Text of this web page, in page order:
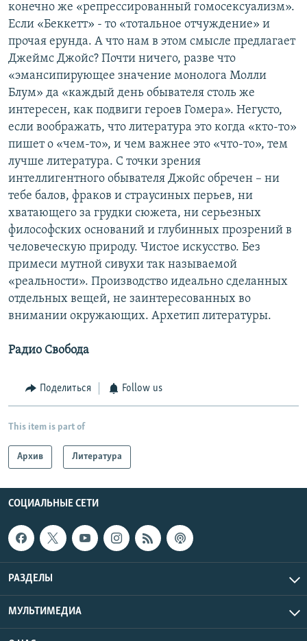
конечно же «репрессированный гомосексуализм».
Если «Беккетт» - то «тотальное отчуждение» и
прочая ерунда. А что нам в этом смысле предлагает
Джеймс Джойс? Почти ничего, разве что
«эмансипирующее значение монолога Молли
Блум» да «каждый день обывателя столь же
интересен, как подвиги героев Гомера». Негусто,
если воображать, что литература это когда «кто-то»
пишет о «чем-то», и чем важнее это «что-то», тем
лучше литература. С точки зрения
интеллигентного обывателя Джойс обречен – ни
тебе балов, фраков и страусиных перьев, ни
хватающего за грудки сюжета, ни серьезных
философских оснований и глубинных прозрений в
человеческую природу. Чистое искусство. Без
примеси мутной сивухи так называемой
«реальности». Производство идеально сделанных
отдельных вещей, не заинтересованных во
внимании окружающих. Архетип литературы.
Радио Свобода
Поделиться Follow us
This item is part of
Архив Литература
СОЦИАЛЬНЫЕ СЕТИ
РАЗДЕЛЫ
МУЛЬТИМЕДИА